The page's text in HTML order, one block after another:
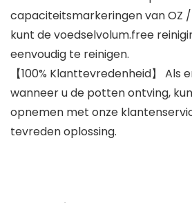
capaciteitsmarkeringen van OZ /
kunt de voedselvolum.free
eenvoudig te reinigen.
【100% Klanttevredenheid】 Als
wanneer u de potten ontving,
opnemen met onze
tevreden oplossing.